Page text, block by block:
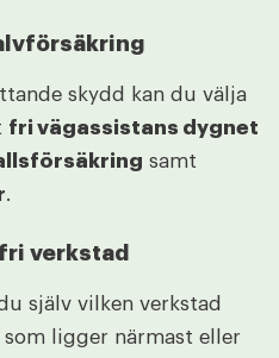
skydd kan du välja
fri vägassistans dygnet
samt
.
verkstad
själv vilken verkstad
ligger närmast eller